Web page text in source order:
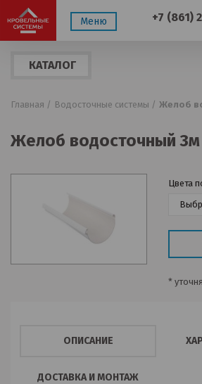
Меню +7 (861)
КАТАЛОГ
Главная / Водосточные системы / Желоб
Желоб водосточный 3м
Цвета
*
ОПИСАНИЕ
ДОСТАВКА И МОНТАЖ